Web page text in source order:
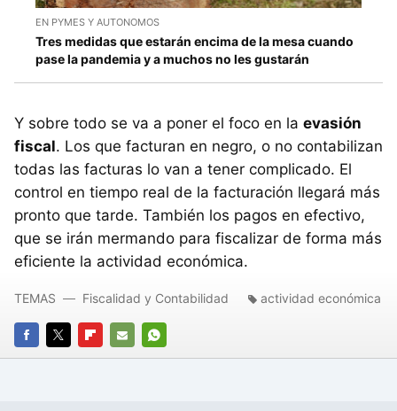
EN PYMES Y AUTONOMOS
Tres medidas que estarán encima de la mesa cuando
pase la pandemia y a muchos no les gustarán
Y sobre todo se va a poner el foco en la evasión
fiscal. Los que facturan en negro, o no contabilizan
todas las facturas lo van a tener complicado. El
control en tiempo real de la facturación llegará más
pronto que tarde. También los pagos en efectivo,
que se irán mermando para fiscalizar de forma más
eficiente la actividad económica.
FACEBOOK
TWITTERFLIPBOARD
E-
WHATSAPP
TEMAS Fiscalidad y Contabilidad actividad económica